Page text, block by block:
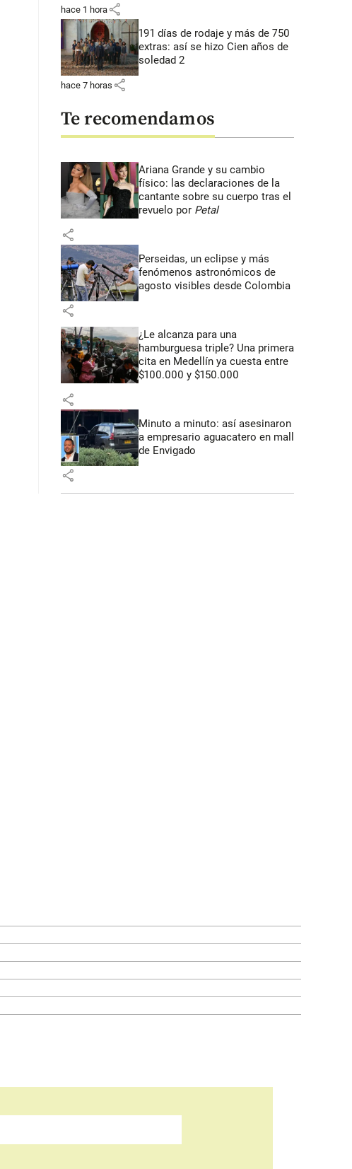
hace 1 hora share
191 días de rodaje y más de 750
extras: así se hizo Cien años de
soledad 2
hace 7 horas share
Te recomendamos
Ariana Grande y su cambio
físico: las declaraciones de la
cantante sobre su cuerpo tras el
revuelo por Petal
share
Perseidas, un eclipse y más
fenómenos astronómicos de
agosto visibles desde Colombia
share
¿Le alcanza para una
hamburguesa triple? Una primera
cita en Medellín ya cuesta entre
$100.000 y $150.000
share
Minuto a minuto: así asesinaron
a empresario aguacatero en mall
de Envigado
share